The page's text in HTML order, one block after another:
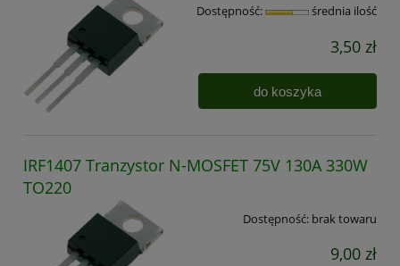
Dostępność: średnia ilość
3,50 zł
do koszyka
IRF1407 Tranzystor N-MOSFET 75V 130A 330W
TO220
Dostępność: brak towaru
9,00 zł